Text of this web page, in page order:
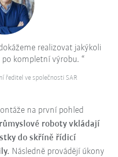
realizovat jakýkoli
kompletní výrobu.
ředitel ve společnosti SAR
na první pohled
roboty vkládají
do skříně řídicí
Následně provádějí úkony